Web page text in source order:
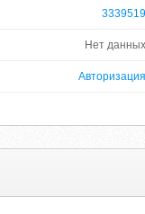
3339519
Нет данных
Авторизация